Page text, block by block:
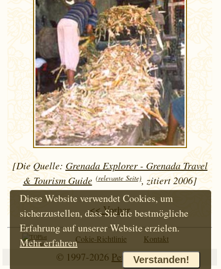
[Die Quelle: Grenada Explorer - Grenada Travel
& Tourism Guide (relevante Seite), zitiert 2006]
<< Vorher
Seit 1997
Cokie-Richtlinie Kontakt
© 1997-2026 Petr Hloušek
Diese Website verwendet Cookies, um
sicherzustellen, dass Sie die bestmögliche
Erfahrung auf unserer Website erzielen.
Mehr erfahren
Verstanden!